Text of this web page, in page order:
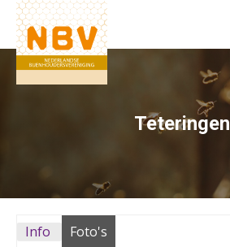
Teteringen
Info Foto's